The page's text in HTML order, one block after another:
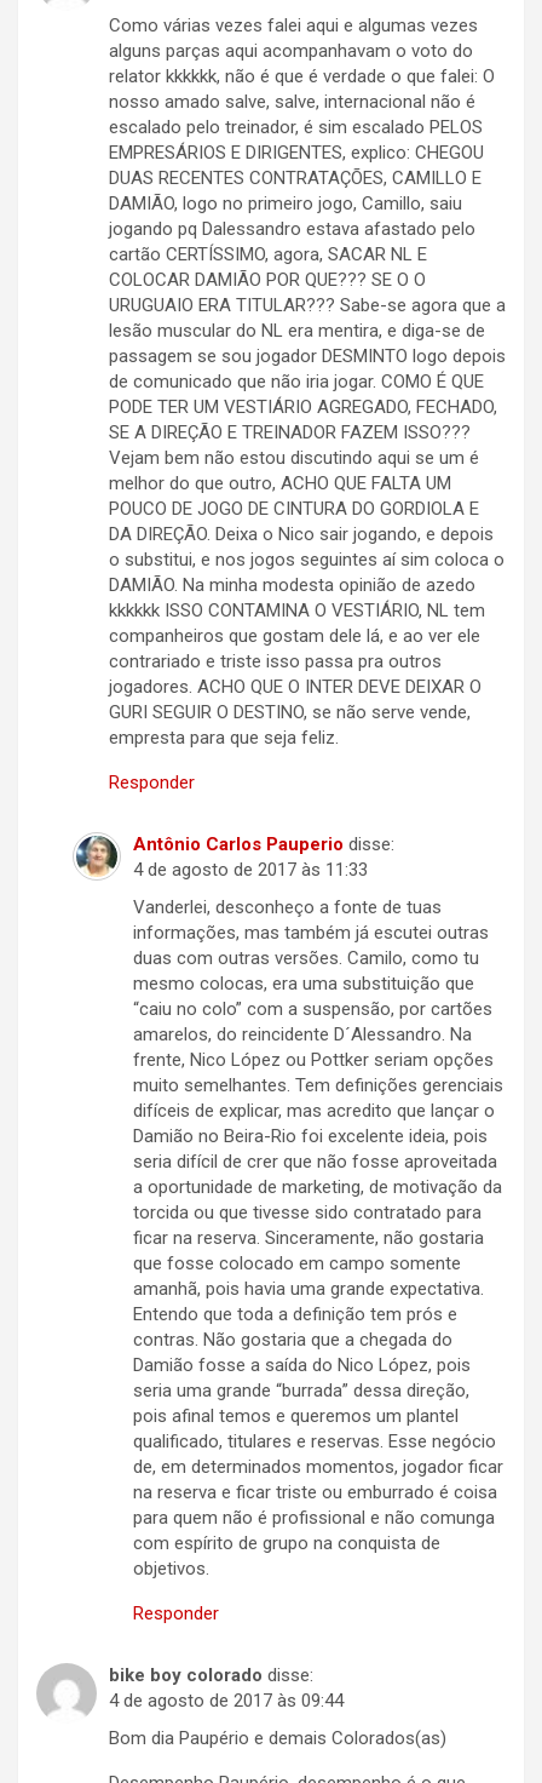
Como várias vezes falei aqui e algumas vezes
alguns parças aqui acompanhavam o voto do
relator kkkkkk, não é que é verdade o que falei: O
nosso amado salve, salve, internacional não é
escalado pelo treinador, é sim escalado PELOS
EMPRESÁRIOS E DIRIGENTES, explico: CHEGOU
DUAS RECENTES CONTRATAÇÕES, CAMILLO E
DAMIÃO, logo no primeiro jogo, Camillo, saiu
jogando pq Dalessandro estava afastado pelo
cartão CERTÍSSIMO, agora, SACAR NL E
COLOCAR DAMIÃO POR QUE??? SE O O
URUGUAIO ERA TITULAR??? Sabe-se agora que a
lesão muscular do NL era mentira, e diga-se de
passagem se sou jogador DESMINTO logo depois
de comunicado que não iria jogar. COMO É QUE
PODE TER UM VESTIÁRIO AGREGADO, FECHADO,
SE A DIREÇÃO E TREINADOR FAZEM ISSO???
Vejam bem não estou discutindo aqui se um é
melhor do que outro, ACHO QUE FALTA UM
POUCO DE JOGO DE CINTURA DO GORDIOLA E
DA DIREÇÃO. Deixa o Nico sair jogando, e depois
o substitui, e nos jogos seguintes aí sim coloca o
DAMIÃO. Na minha modesta opinião de azedo
kkkkkk ISSO CONTAMINA O VESTIÁRIO, NL tem
companheiros que gostam dele lá, e ao ver ele
contrariado e triste isso passa pra outros
jogadores. ACHO QUE O INTER DEVE DEIXAR O
GURI SEGUIR O DESTINO, se não serve vende,
empresta para que seja feliz.
Responder
Antônio Carlos Pauperio disse:
4 de agosto de 2017 às 11:33
Vanderlei, desconheço a fonte de tuas
informações, mas também já escutei outras
duas com outras versões. Camilo, como tu
mesmo colocas, era uma substituição que
“caiu no colo” com a suspensão, por cartões
amarelos, do reincidente D´Alessandro. Na
frente, Nico López ou Pottker seriam opções
muito semelhantes. Tem definições gerenciais
difíceis de explicar, mas acredito que lançar o
Damião no Beira-Rio foi excelente ideia, pois
seria difícil de crer que não fosse aproveitada
a oportunidade de marketing, de motivação da
torcida ou que tivesse sido contratado para
ficar na reserva. Sinceramente, não gostaria
que fosse colocado em campo somente
amanhã, pois havia uma grande expectativa.
Entendo que toda a definição tem prós e
contras. Não gostaria que a chegada do
Damião fosse a saída do Nico López, pois
seria uma grande “burrada” dessa direção,
pois afinal temos e queremos um plantel
qualificado, titulares e reservas. Esse negócio
de, em determinados momentos, jogador ficar
na reserva e ficar triste ou emburrado é coisa
para quem não é profissional e não comunga
com espírito de grupo na conquista de
objetivos.
Responder
bike boy colorado disse:
4 de agosto de 2017 às 09:44
Bom dia Paupério e demais Colorados(as)